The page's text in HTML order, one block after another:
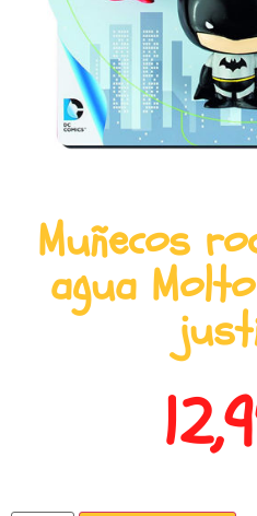
Muñecos
agua